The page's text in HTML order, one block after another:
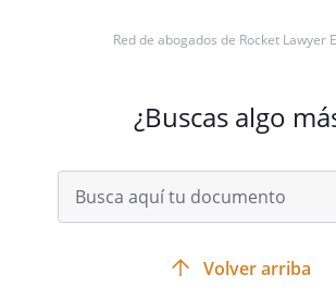
_________________________________
Red de abogados de Rocket Lawyer
¿Buscas algo
Volver arriba